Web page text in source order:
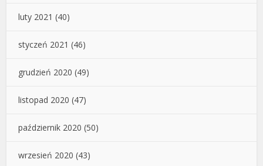
luty 2021 (40)
styczeń 2021 (46)
grudzień 2020 (49)
listopad 2020 (47)
październik 2020 (50)
wrzesień 2020 (43)